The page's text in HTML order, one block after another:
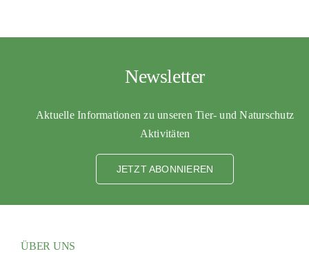
Newsletter
Aktuelle Informationen zu unseren Tier- und Naturschutz
Aktivitäten
JETZT ABONNIEREN
ÜBER UNS